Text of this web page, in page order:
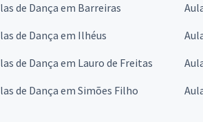
de Dança em Barreiras
de Dança em Ilhéus
de Dança em Lauro de Freitas
de Dança em Simões Filho